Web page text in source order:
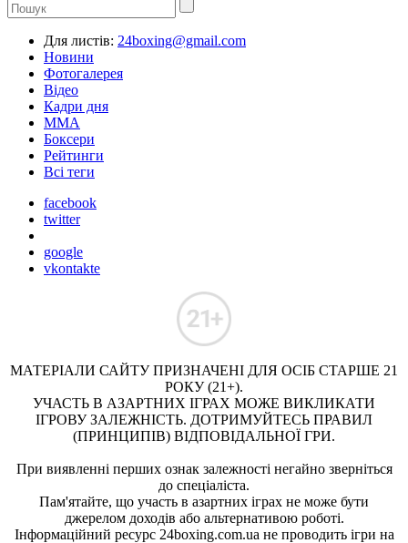
Для листів: 24boxing@gmail.com
Новини
Фотогалерея
Відео
Кадри дня
ММА
Боксери
Рейтинги
Всі теги
facebook
twitter
google
vkontakte
МАТЕРІАЛИ САЙТУ ПРИЗНАЧЕНІ ДЛЯ ОСІБ СТАРШЕ 21
РОКУ (21+).
УЧАСТЬ В АЗАРТНИХ ІГРАХ МОЖЕ ВИКЛИКАТИ
ІГРОВУ ЗАЛЕЖНІСТЬ. ДОТРИМУЙТЕСЬ ПРАВИЛ
(ПРИНЦИПІВ) ВІДПОВІДАЛЬНОЇ ГРИ.
При виявленні перших ознак залежності негайно зверніться
до спеціаліста.
Пам'ятайте, що участь в азартних іграх не може бути
джерелом доходів або альтернативою роботі.
Інформаційний ресурс 24boxing.com.ua не проводить ігри на